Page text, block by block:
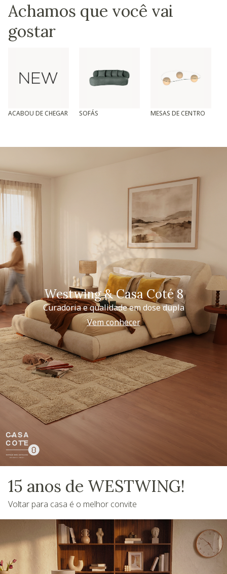
Achamos que você vai
gostar
ACABOU DE CHEGAR SOFÁS MESAS DE CENTRO
Westwing & Casa Coté 8
Curadoria e qualidade em dose dupla
Vem conhecer
15 anos de WESTWING!
Voltar para casa é o melhor convite